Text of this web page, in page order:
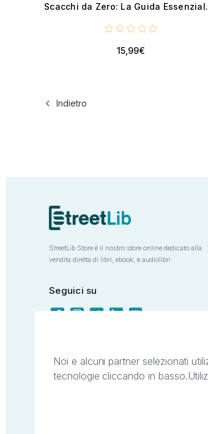
Scacchi da Zero: La Guida Essenziale
15,99€
Indietro
StreetLib Store è il nostro store online dedicato alla
vendita diretta di libri, ebook, e audiolibri
Seguici su
Il presente sito web è
Noi e alcuni partner selezionati
tecnologie cliccando in basso.